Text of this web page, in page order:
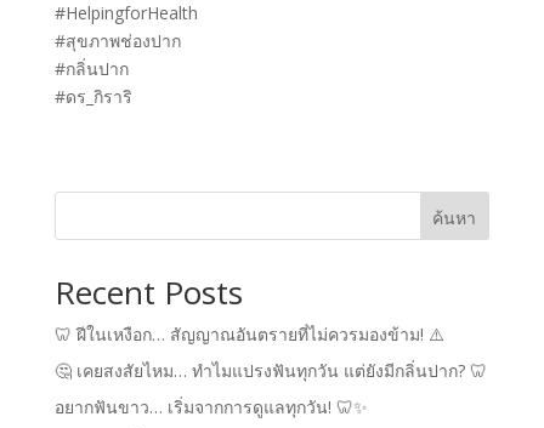
#HelpingforHealth
#สุขภาพช่องปาก
#กลิ่นปาก
#ดร_กิราริ
ค้นหา
Recent Posts
🦷 ฝีในเหงือก… สัญญาณอันตรายที่ไม่ควรมองข้าม! ⚠️
🤔 เคยสงสัยไหม… ทำไมแปรงฟันทุกวัน แต่ยังมีกลิ่นปาก? 🦷
อยากฟันขาว… เริ่มจากการดูแลทุกวัน! 🦷✨